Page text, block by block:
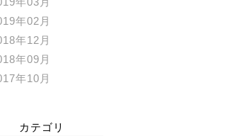
年02月
年12月
年09月
年10月
カテゴリ